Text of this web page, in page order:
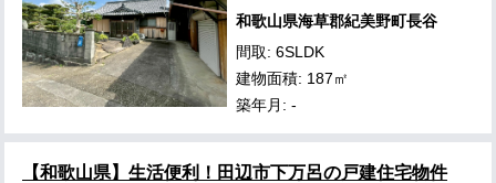
和歌山県海草郡紀美野町長谷
間取: 6SLDK
建物面積: 187㎡
築年月: -
【和歌山県】生活便利！田辺市下万呂の戸建住宅物件